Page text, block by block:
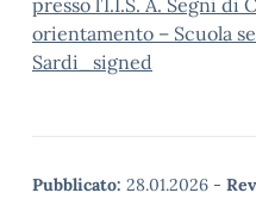
presso l’I.I.S. A. Segni
orientamento – Scuola
Sardi_signed
Pubblicato: 28.01.2026 -